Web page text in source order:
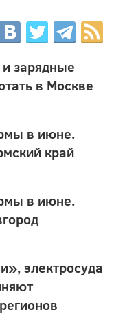
зарядные
в Москве
в июне.
край
в июне.
электросуда